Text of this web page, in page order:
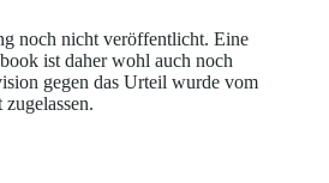
noch nicht veröffentlicht. Eine
ist daher wohl auch noch
gegen das Urteil wurde vom